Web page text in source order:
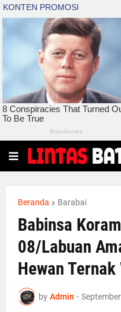
Beranda Barabai
Babinsa
08/Labuan
Hewan
by Admin -